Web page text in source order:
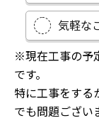
気軽な
※現在工事の予
です。
特に工事をする
でも問題ござい